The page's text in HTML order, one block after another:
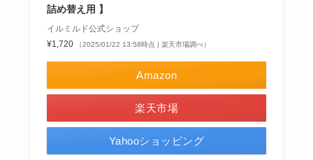
詰め替え用 】
イルミルド公式ショップ
¥1,720
（2025/01/22 13:58時点 | 楽天市場調べ）
Amazon
楽天市場
Yahooショッピング